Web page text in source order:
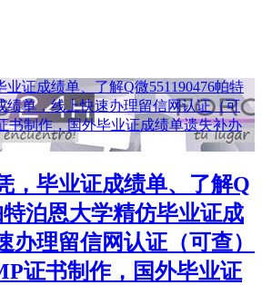
，毕业证成绩单、了解Q
特泊恩大学精仿毕业证成
办理留信网认证（可查）
证书制作，国外毕业证